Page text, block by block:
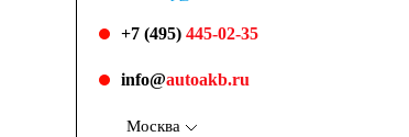
+7 (495) 445-02-35
info@autoakb.ru
Москва